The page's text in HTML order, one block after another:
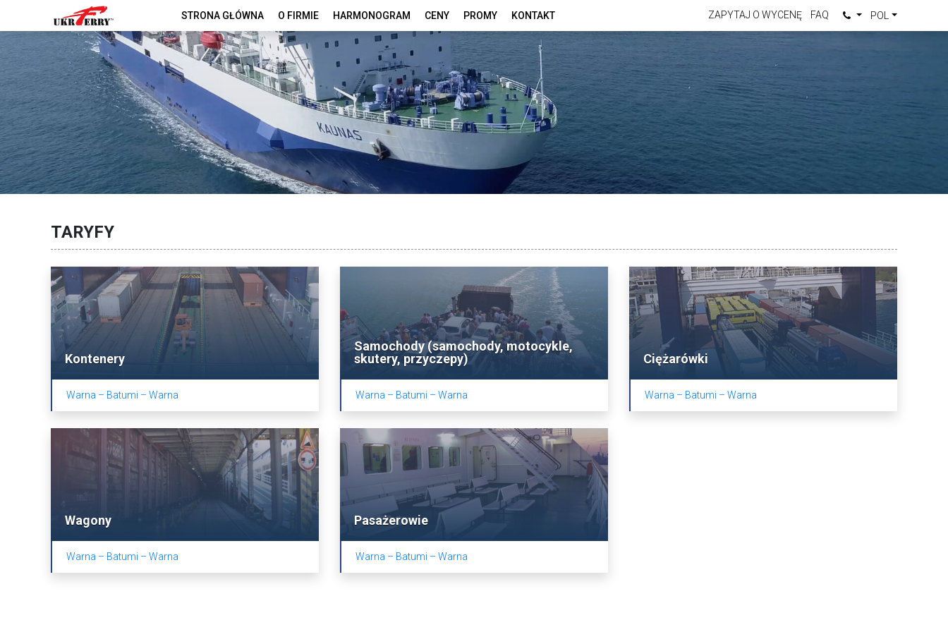
STRONA GŁÓWNA O FIRMIE HARMONOGRAM CENY PROMY KONTAKT ZAPYTAJ O WYCENĘ FAQ POL
TARYFY
Kontenery
Warna – Batumi – Warna
Samochody (samochody, motocykle,
skutery, przyczepy)
Warna – Batumi – Warna
Ciężarówki
Warna – Batumi – Warna
Wagony
Warna – Batumi – Warna
Pasażerowie
Warna – Batumi – Warna